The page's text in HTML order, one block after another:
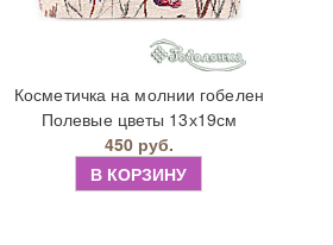
Косметичка на молнии гобелен
Полевые цветы 13х19см
450 руб.
В КОРЗИНУ